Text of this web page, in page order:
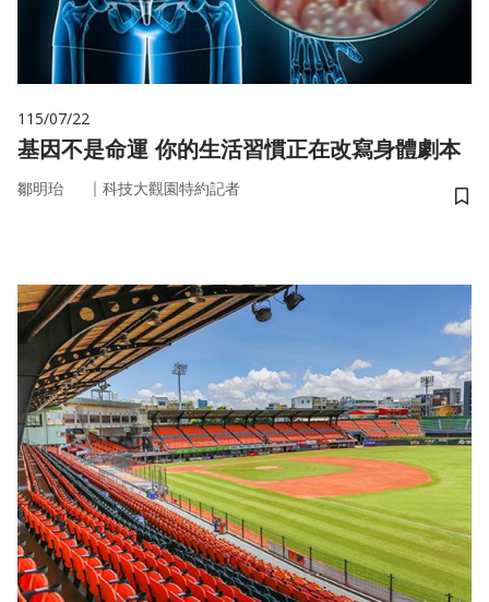
115/07/22
基因不是命運 你的生活習慣正在改寫身體劇本
鄒明珆 ｜ 科技大觀園特約記者
儲